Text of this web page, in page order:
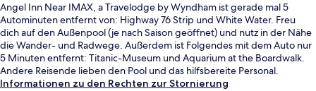
Angel Inn Near IMAX, a Travelodge by Wyndham ist gerade mal 5
Autominuten entfernt von: Highway 76 Strip und White Water. Freu
dich auf den Außenpool (je nach Saison geöffnet) und nutz in der Nähe
die Wander- und Radwege. Außerdem ist Folgendes mit dem Auto nur
5 Minuten entfernt: Titanic-Museum und Aquarium at the Boardwalk.
Andere Reisende lieben den Pool und das hilfsbereite Personal.
Informationen zu den Rechten zur Stornierung